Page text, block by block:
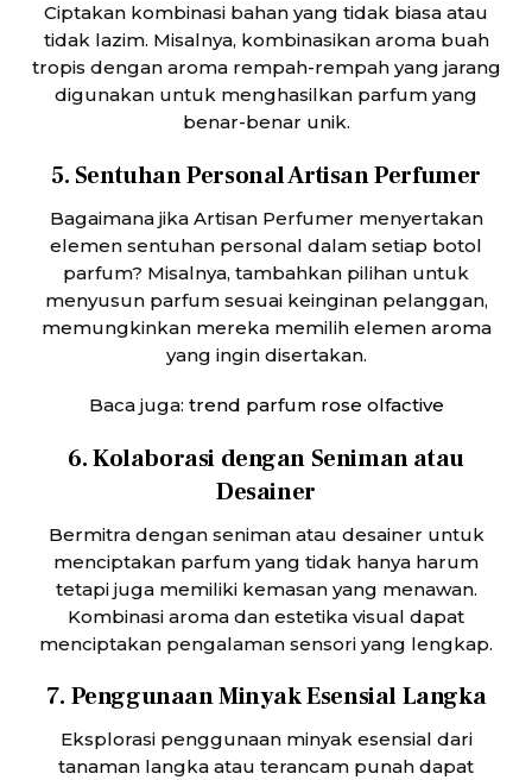
Ciptakan kombinasi bahan yang tidak biasa atau
tidak lazim. Misalnya, kombinasikan aroma buah
tropis dengan aroma rempah-rempah yang jarang
digunakan untuk menghasilkan parfum yang
benar-benar unik.
5. Sentuhan Personal Artisan Perfumer
Bagaimana jika Artisan Perfumer menyertakan
elemen sentuhan personal dalam setiap botol
parfum? Misalnya, tambahkan pilihan untuk
menyusun parfum sesuai keinginan pelanggan,
memungkinkan mereka memilih elemen aroma
yang ingin disertakan.
Baca juga: trend parfum rose olfactive
6. Kolaborasi dengan Seniman atau
Desainer
Bermitra dengan seniman atau desainer untuk
menciptakan parfum yang tidak hanya harum
tetapi juga memiliki kemasan yang menawan.
Kombinasi aroma dan estetika visual dapat
menciptakan pengalaman sensori yang lengkap.
7. Penggunaan Minyak Esensial Langka
Eksplorasi penggunaan minyak esensial dari
tanaman langka atau terancam punah dapat